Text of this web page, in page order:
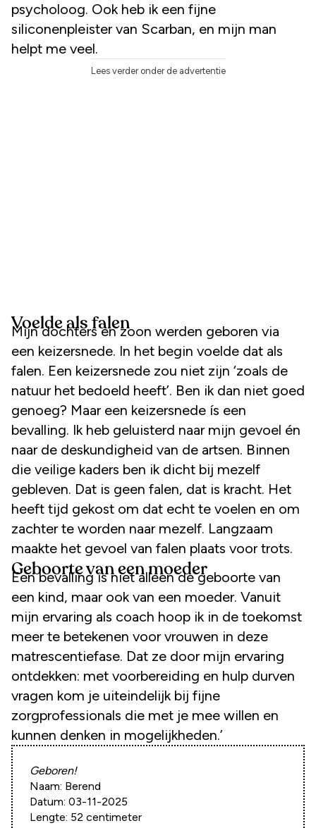
psycholoog. Ook heb ik een fijne
siliconenpleister van Scarban, en mijn man
helpt me veel.
Lees verder onder de advertentie
Voelde als falen
Mijn dochters en zoon werden geboren via
een keizersnede. In het begin voelde dat als
falen. Een keizersnede zou niet zijn ‘zoals de
natuur het bedoeld heeft’. Ben ik dan niet goed
genoeg? Maar een keizersnede ís een
bevalling. Ik heb geluisterd naar mijn gevoel én
naar de deskundigheid van de artsen. Binnen
die veilige kaders ben ik dicht bij mezelf
gebleven. Dat is geen falen, dat is kracht. Het
heeft tijd gekost om dat echt te voelen en om
zachter te worden naar mezelf. Langzaam
maakte het gevoel van falen plaats voor trots.
Geboorte van een moeder
Een bevalling is niet alleen de geboorte van
een kind, maar ook van een moeder. Vanuit
mijn ervaring als coach hoop ik in de toekomst
meer te betekenen voor vrouwen in deze
matrescentiefase. Dat ze door mijn ervaring
ontdekken: met voorbereiding en hulp durven
vragen kom je uiteindelijk bij fijne
zorgprofessionals die met je mee willen en
kunnen denken in mogelijkheden.’
Geboren!
Naam: Berend
Datum: 03-11-2025
Lengte: 52 centimeter